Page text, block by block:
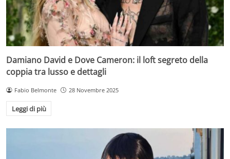
Damiano David e Dove Cameron: il loft segreto della
coppia tra lusso e dettagli
Fabio Belmonte 28 Novembre 2025
Leggi di più